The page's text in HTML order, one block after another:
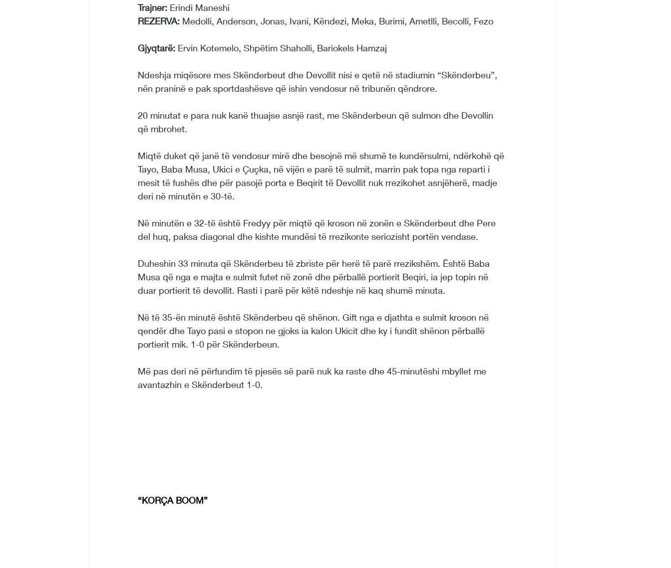
Trajner: Erindi Maneshi
REZERVA: Medolli, Anderson, Jonas, Ivani, Këndezi, Meka, Burimi, Ametlli, Becolli, Fezo
Gjyqtarë: Ervin Kotemelo, Shpëtim Shaholli, Bariokels Hamzaj
Ndeshja miqësore mes Skënderbeut dhe Devollit nisi e qetë në stadiumin “Skënderbeu”,
nën praninë e pak sportdashësve që ishin vendosur në tribunën qëndrore.
20 minutat e para nuk kanë thuajse asnjë rast, me Skënderbeun që sulmon dhe Devollin
që mbrohet.
Miqtë duket që janë të vendosur mirë dhe besojnë më shumë te kundërsulmi, ndërkohë që
Tayo, Baba Musa, Ukici e Çuçka, në vijën e parë të sulmit, marrin pak topa nga reparti i
mesit të fushës dhe për pasojë porta e Beqirit të Devollit nuk rrezikohet asnjëherë, madje
deri në minutën e 30-të.
Në minutën e 32-të është Fredyy për miqtë që kroson në zonën e Skënderbeut dhe Pere
del huq, paksa diagonal dhe kishte mundësi të rrezikonte seriozisht portën vendase.
Duheshin 33 minuta që Skënderbeu të zbriste për herë të parë rrezikshëm. Është Baba
Musa që nga e majta e sulmit futet në zonë dhe përballë portierit Beqiri, ia jep topin në
duar portierit të devollit. Rasti i parë për këtë ndeshje në kaq shumë minuta.
Në të 35-ën minutë është Skënderbeu që shënon. Gift nga e djathta e sulmit kroson në
qendër dhe Tayo pasi e stopon ne gjoks ia kalon Ukicit dhe ky i fundit shënon përballë
portierit mik. 1-0 për Skënderbeun.
Më pas deri në përfundim të pjesës së parë nuk ka raste dhe 45-minutëshi mbyllet me
avantazhin e Skënderbeut 1-0.
“KORÇA BOOM”